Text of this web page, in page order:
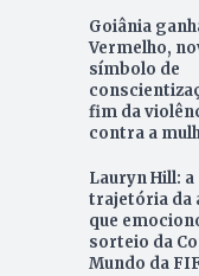
Goiânia
Vermelho,
símbolo de
fim da
contra a
Lauryn Hill: a
trajetória da
que
sorteio da
Mundo da